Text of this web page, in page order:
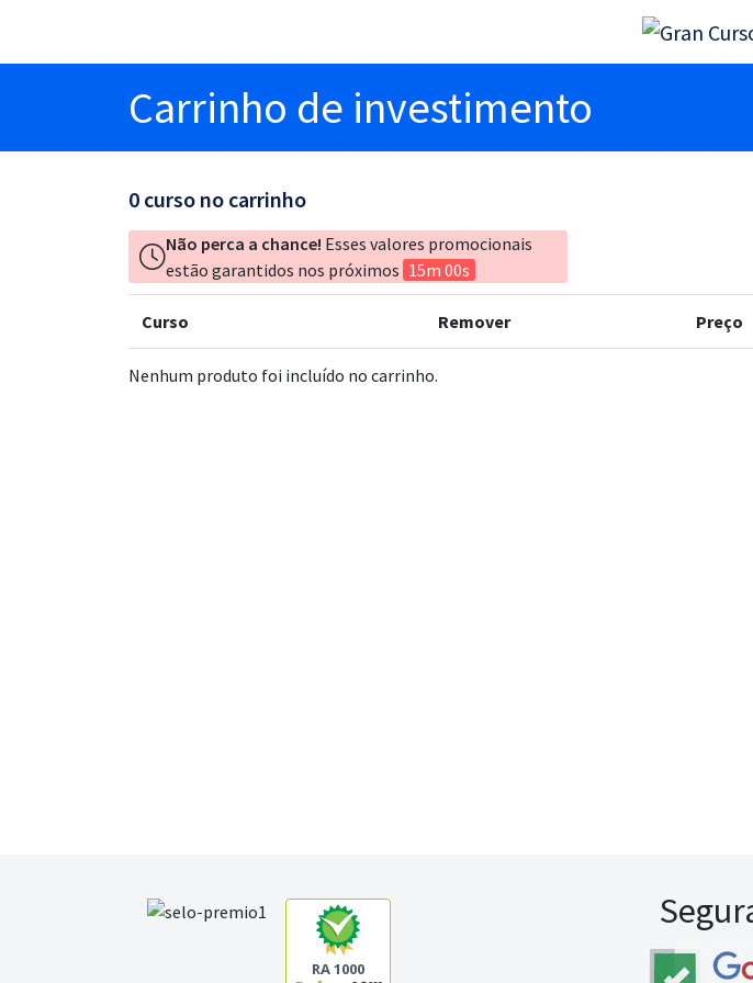
Carrinho de investimento
0 curso no carrinho
Não perca a chance! Esses valores promocionais
estão garantidos nos próximos 15m 00s
Curso Remover Preço
Nenhum produto foi incluído no carrinho.
RA 1000